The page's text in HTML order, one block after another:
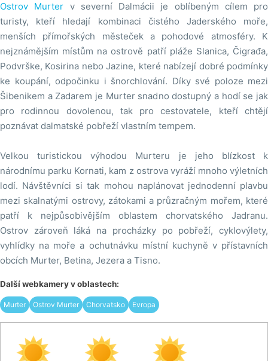
Ostrov Murter v severní Dalmácii je oblíbeným cílem pro
turisty, kteří hledají kombinaci čistého Jaderského moře,
menších přímořských městeček a pohodové atmosféry. K
nejznámějším místům na ostrově patří pláže Slanica, Čigrađa,
Podvrške, Kosirina nebo Jazine, které nabízejí dobré podmínky
ke koupání, odpočinku i šnorchlování. Díky své poloze mezi
Šibenikem a Zadarem je Murter snadno dostupný a hodí se jak
pro rodinnou dovolenou, tak pro cestovatele, kteří chtějí
poznávat dalmatské pobřeží vlastním tempem.
Velkou turistickou výhodou Murteru je jeho blízkost k
národnímu parku Kornati, kam z ostrova vyráží mnoho výletních
lodí. Návštěvníci si tak mohou naplánovat jednodenní plavbu
mezi skalnatými ostrovy, zátokami a průzračným mořem, které
patří k nejpůsobivějším oblastem chorvatského Jadranu.
Ostrov zároveň láká na procházky po pobřeží, cyklovýlety,
vyhlídky na moře a ochutnávku místní kuchyně v přístavních
obcích Murter, Betina, Jezera a Tisno.
Další webkamery v oblastech:
Murter Ostrov Murter Chorvatsko Evropa